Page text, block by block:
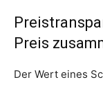
Preis
Der Wert eines